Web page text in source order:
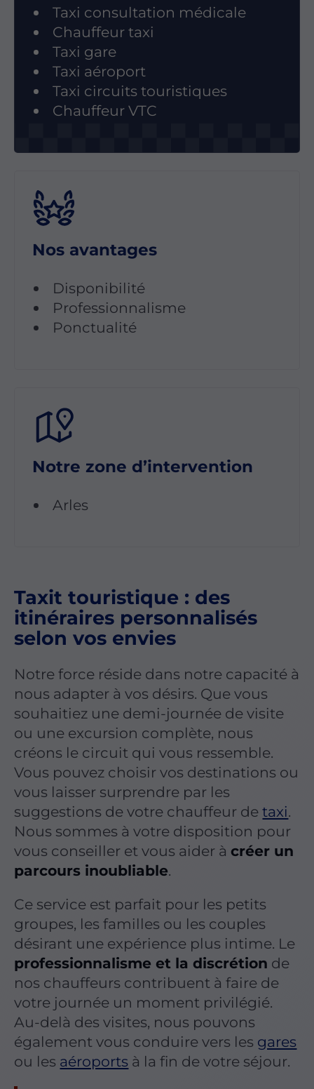
Taxi consultation médicale
Chauffeur taxi
Taxi gare
Taxi aéroport
Taxi circuits touristiques
Chauffeur VTC
Nos avantages
Disponibilité
Professionnalisme
Ponctualité
Notre zone d’intervention
Arles
Taxit touristique : des
itinéraires personnalisés
selon vos envies
Notre force réside dans notre capacité à
nous adapter à vos désirs. Que vous
souhaitiez une demi-journée de visite
ou une excursion complète, nous
créons le circuit qui vous ressemble.
Vous pouvez choisir vos destinations ou
vous laisser surprendre par les
suggestions de votre chauffeur detaxi.
Nous sommes à votre disposition pour
vous conseiller et vous aider àcréer un
parcours inoubliable.
Ce service est parfait pour les petits
groupes, les familles ou les couples
désirant une expérience plus intime. Le
professionnalisme et la discrétion de
nos chauffeurs contribuent à faire de
votre journée un moment privilégié.
Au-delà des visites, nous pouvons
également vous conduire vers les gares
ou les aéroports à la fin de votre séjour.